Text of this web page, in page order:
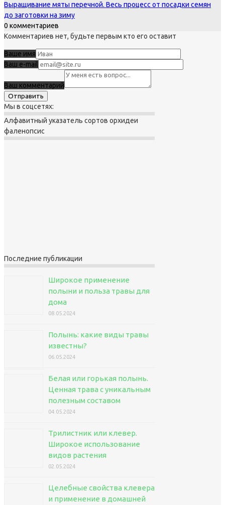
Выращивание мяты перечной. Весь процесс от посадки семян
до заготовки на зиму
0 комментариев
Комментариев нет, будьте первым кто его оставит
Ваше имя
Ваш e-mail
Ваш комментарий
Мы в соцсетях:
Алфавитный указатель сортов орхидеи
фаленопсис
Последние публикации
Широкое применение
полыни и польза травы для
дома
08.05.2024
Полынь: какие виды травы
известны?
06.05.2024
Белая или горькая полынь.
Ценная трава с уникальным
полезным составом
04.05.2024
Трилистник или клевер.
Широкое использование
видов растения
02.05.2024
Целебные свойства клевера
и применение в домашней